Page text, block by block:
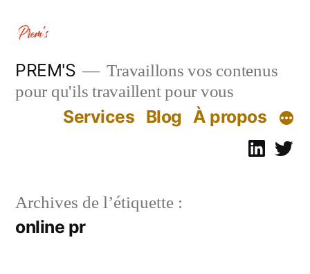
contenu
PREM'S
Travaillons vos contenus
pour qu'ils travaillent pour vous
Services Blog À propos
Archives de l’étiquette :
online pr